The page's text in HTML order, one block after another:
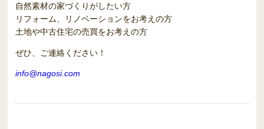
自然素材の家づくりがしたい方
リフォーム、リノベーションをお考えの方
土地や中古住宅の売買をお考えの方
ぜひ、ご連絡ください！
info@nagosi.com